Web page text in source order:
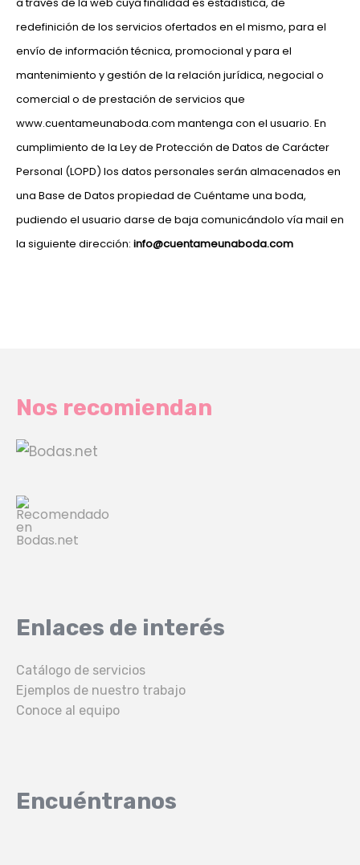
redefinición de los servicios ofertados en el mismo, para el
envío de información técnica, promocional y para el
mantenimiento y gestión de la relación jurídica, negocial o
comercial o de prestación de servicios que
www.cuentameunaboda.com mantenga con el usuario. En
cumplimiento de la Ley de Protección de Datos de Carácter
Personal (LOPD) los datos personales serán almacenados en
una Base de Datos propiedad de Cuéntame una boda,
pudiendo el usuario darse de baja comunicándolo vía mail en
la siguiente dirección: info@cuentameunaboda.com
Nos recomiendan
Enlaces de interés
Catálogo de servicios
Ejemplos de nuestro trabajo
Conoce al equipo
Encuéntranos